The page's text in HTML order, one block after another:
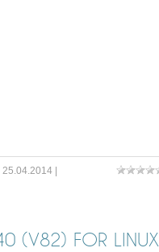
25.04.2014
(V82) FOR LINUX